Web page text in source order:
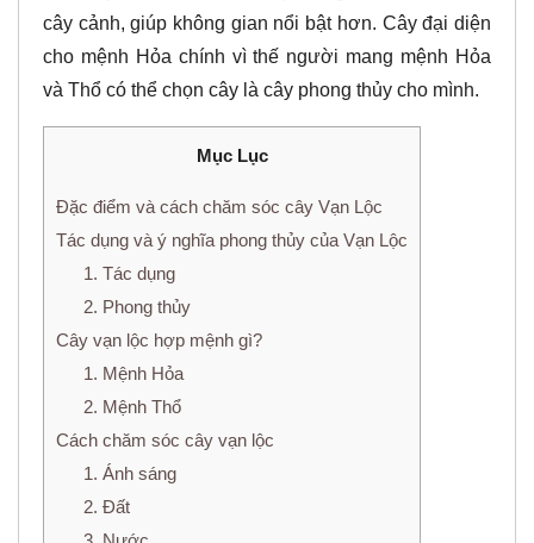
cây cảnh, giúp không gian nổi bật hơn. Cây đại diện
cho mệnh Hỏa chính vì thế người mang mệnh Hỏa
và Thổ có thể chọn cây là cây phong thủy cho mình.
Mục Lục
Đặc điểm và cách chăm sóc cây Vạn Lộc
Tác dụng và ý nghĩa phong thủy của Vạn Lộc
1. Tác dụng
2. Phong thủy
Cây vạn lộc hợp mệnh gì?
1. Mệnh Hỏa
2. Mệnh Thổ
Cách chăm sóc cây vạn lộc
1. Ánh sáng
2. Đất